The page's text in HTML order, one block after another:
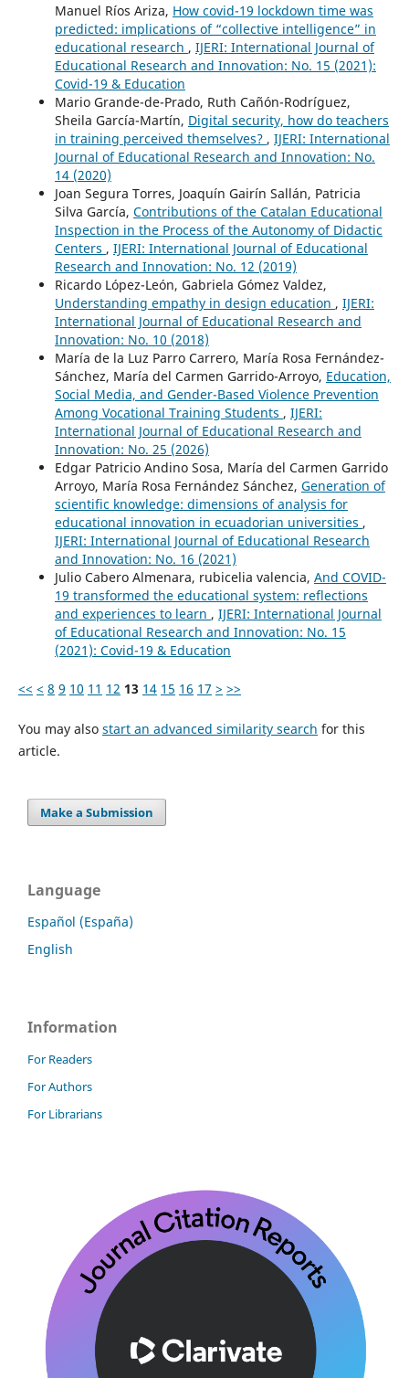
Manuel Ríos Ariza, How covid-19 lockdown time was
predicted: implications of “collective intelligence” in
educational research , IJERI: International Journal of
Educational Research and Innovation: No. 15 (2021):
Covid-19 & Education
Mario Grande-de-Prado, Ruth Cañón-Rodríguez,
Sheila García-Martín, Digital security, how do teachers
in training perceived themselves? , IJERI: International
Journal of Educational Research and Innovation: No.
14 (2020)
Joan Segura Torres, Joaquín Gairín Sallán, Patricia
Silva García, Contributions of the Catalan Educational
Inspection in the Process of the Autonomy of Didactic
Centers , IJERI: International Journal of Educational
Research and Innovation: No. 12 (2019)
Ricardo López-León, Gabriela Gómez Valdez,
Understanding empathy in design education , IJERI:
International Journal of Educational Research and
Innovation: No. 10 (2018)
María de la Luz Parro Carrero, María Rosa Fernández-
Sánchez, María del Carmen Garrido-Arroyo, Education,
Social Media, and Gender-Based Violence Prevention
Among Vocational Training Students , IJERI:
International Journal of Educational Research and
Innovation: No. 25 (2026)
Edgar Patricio Andino Sosa, María del Carmen Garrido
Arroyo, María Rosa Fernández Sánchez, Generation of
scientific knowledge: dimensions of analysis for
educational innovation in ecuadorian universities ,
IJERI: International Journal of Educational Research
and Innovation: No. 16 (2021)
Julio Cabero Almenara, rubicelia valencia, And COVID-
19 transformed the educational system: reflections
and experiences to learn , IJERI: International Journal
of Educational Research and Innovation: No. 15
(2021): Covid-19 & Education
<< < 8 9 10 11 12 13 14 15 16 17 > >>
You may also start an advanced similarity search for this
article.
Make a Submission
Language
Español (España)
English
Information
For Readers
For Authors
For Librarians